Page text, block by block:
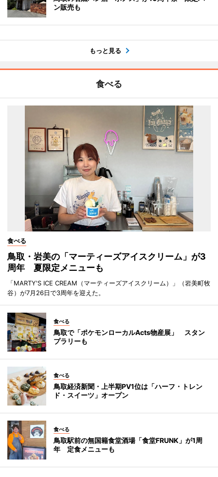
ン販売も
もっと見る
食べる
食べる
鳥取・岩美の「マーティーズアイスクリーム」が3
周年 夏限定メニューも
「MARTY'S ICE CREAM（マーティーズアイスクリーム）」（岩美町牧
谷）が7月26日で3周年を迎えた。
食べる
鳥取で「ポケモンローカルActs物産展」 スタン
プラリーも
食べる
鳥取経済新聞・上半期PV1位は「ハーフ・トレン
ド・スイーツ」オープン
食べる
鳥取駅前の無国籍食堂酒場「食堂FRUNK」が1周
年 定食メニューも